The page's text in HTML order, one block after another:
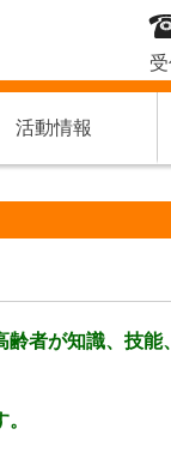
活動情報
者が知識、技能